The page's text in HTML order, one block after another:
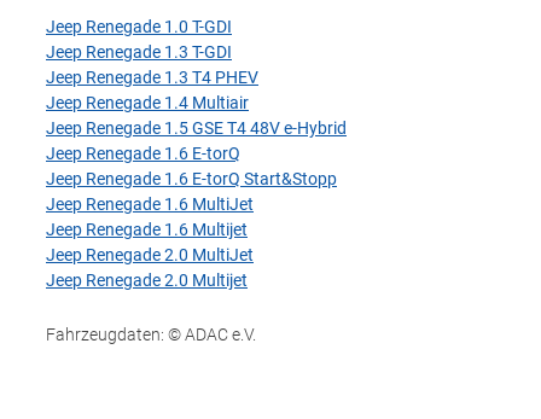
Jeep Renegade 1.0 T-GDI
Jeep Renegade 1.3 T-GDI
Jeep Renegade 1.3 T4 PHEV
Jeep Renegade 1.4 Multiair
Jeep Renegade 1.5 GSE T4 48V e-Hybrid
Jeep Renegade 1.6 E-torQ
Jeep Renegade 1.6 E-torQ Start&Stopp
Jeep Renegade 1.6 MultiJet
Jeep Renegade 1.6 Multijet
Jeep Renegade 2.0 MultiJet
Jeep Renegade 2.0 Multijet
Fahrzeugdaten: © ADAC e.V.